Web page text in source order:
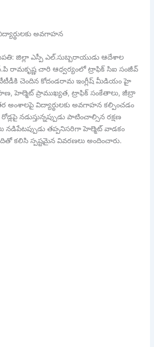
అవగాహన
జిల్లా ఎస్పీ ఎల్.సుబ్బరాయుడు ఆదేశాల
రామకృష్ణ చారి ఆధ్వర్యంలో ట్రాఫిక్ సిఐ సంజీవ్
చెందిన కోదండరామ ఇంగ్లీష్ మీడియం హై
హెల్మెట్ ప్రాముఖ్యత, ట్రాఫిక్ సంకేతాలు, జీబ్రా
అంశాలపై విద్యార్థులకు అవగాహన కల్పించడం
నడుస్తున్నప్పుడు పాటించాల్సిన రక్షణ
తప్పనిసరిగా హెల్మెట్ వాడకం
కలిసి స్పష్టమైన వివరణలు అందించారు.